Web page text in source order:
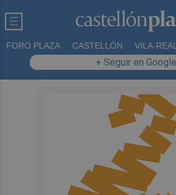
FORO PLAZA CASTELLÓN VILA-REAL
+ Seguir en Google